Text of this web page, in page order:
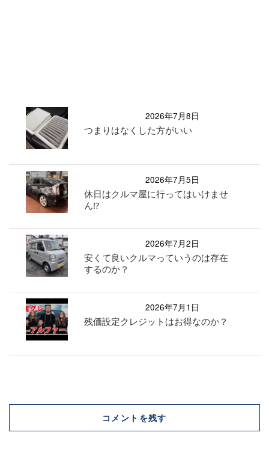
2026年7月8日
つまりはなくした方がいい
2026年7月5日
休日はクルマ屋に行ってはいけませ
ん⁉︎
2026年7月2日
安くて良いクルマっていうのは存在
するのか？
2026年7月1日
残価設定クレジットはお得なのか？
コメントを残す